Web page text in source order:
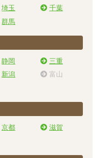
埼玉
千葉
群馬
静岡
三重
新潟
富山
京都
滋賀